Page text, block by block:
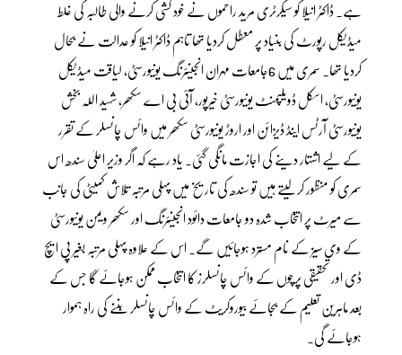
ہے۔ ڈاکٹر انیلا کو سیکرٹری مرید راحموں نے خود کشی کرنے والی طالبہ کی غلط
میڈیکل رپورٹ کی بنیاد پر معطل کردیا تھا تاہم ڈاکٹر انیلا کو عدالت نے بحال
کردیا تھا۔ سمری میں 6جامعات مہران انجینئرنگ یونیورسٹی، لیاقت میڈیکل
یونیورسٹی، اسکل ڈویلپمنٹ یونیورسٹی خیرپور، آئی بی اے سکھر، شہید اللہ بخش
یونیورسٹی آرٹس اینڈ ڈیزائن اور اروڑ یونیورسٹی سکھر میں وائس چانسلر کے تقرر
کے لیے اشتہار دینے کی اجازت مانگی گئی۔ یاد رہے کہ اگر وزیر اعلیٰ سندھ اس
سمری کو منظور کرلیتے ہیں تو سندھ کی تاریخ میں پہلی مرتبہ تلاش کمیٹی کی جانب
سے میرٹ پر انتخاب شدہ دو جامعات دائود انجینئرنگ اور سکھر ویمن یونیورسٹی
کے وی سیز کے نام مسترد ہوجائیں گے۔ اس کے علاوہ پہلی مرتبہ بغیر پی ایچ
ڈی اور تحقیقی پرچوں کے وائس چانسلرز کا انتخاب ممکن ہوجائے گا جس کے
بعد ماہرین تعلیم کے بجائے بیوروکریٹ کے وائس چانسلر بننے کی راہ ہموار
ہوجائے گی۔